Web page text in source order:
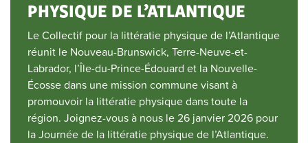
PHYSIQUE DE L’ATLANTIQUE
Le Collectif pour la littératie physique de l’Atlantique
réunit le Nouveau-Brunswick, Terre-Neuve-et-
Labrador, l’Île-du-Prince-Édouard et la Nouvelle-
Écosse dans une mission commune visant à
promouvoir la littératie physique dans toute la
région. Joignez-vous à nous le 26 janvier 2026 pour
la Journée de la littératie physique de l’Atlantique.